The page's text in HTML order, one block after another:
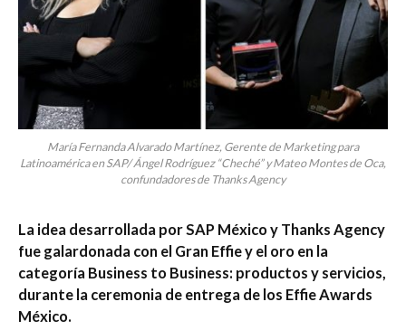
María Fernanda Alvarado Martínez, Gerente de Marketing para
Latinoamérica en SAP/ Ángel Rodríguez “Cheché” y Mateo Montes de Oca,
confundadores de Thanks Agency
La idea desarrollada por SAP México y Thanks Agency
fue galardonada con el Gran Effie y el oro en la
categoría Business to Business: productos y servicios,
durante la ceremonia de entrega de los Effie Awards
México.